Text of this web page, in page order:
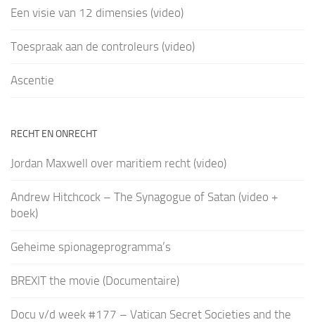
Een visie van 12 dimensies (video)
Toespraak aan de controleurs (video)
Ascentie
RECHT EN ONRECHT
Jordan Maxwell over maritiem recht (video)
Andrew Hitchcock – The Synagogue of Satan (video +
boek)
Geheime spionageprogramma’s
BREXIT the movie (Documentaire)
Docu v/d week #177 – Vatican Secret Societies and the